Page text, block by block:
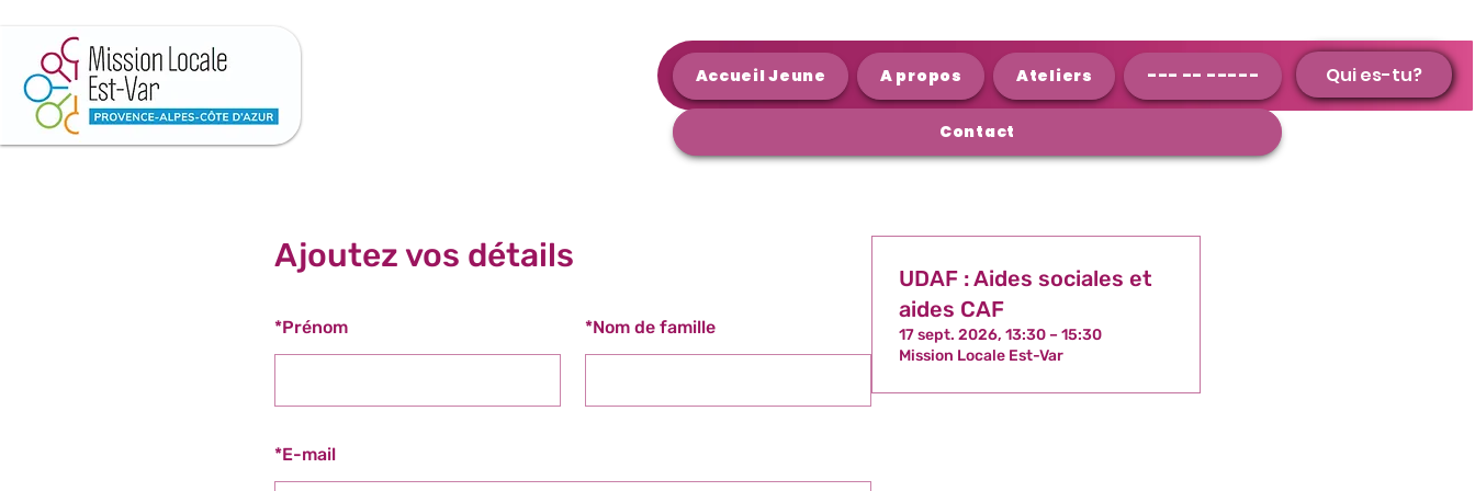
Qui es-tu?
Accueil Jeune A propos Ateliers --- -- -----
Contact
Qui es-tu?
Ajoutez vos détails
*Prénom *Nom de famille
*E-mail
UDAF : Aides sociales et
aides CAF
17 sept. 2026, 13:30 – 15:30
Mission Locale Est-Var